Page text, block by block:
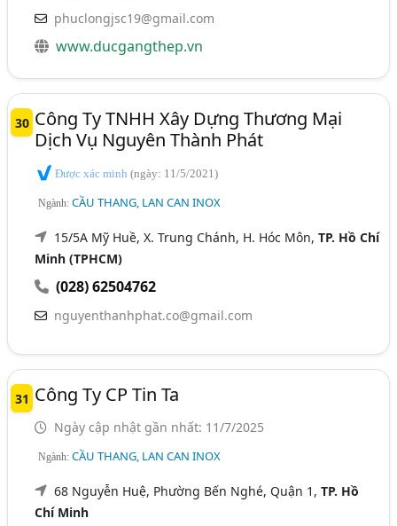
phuclongjsc19@gmail.com
www.ducgangthep.vn
30 Công Ty TNHH Xây Dựng Thương Mại
Dịch Vụ Nguyên Thành Phát
Được xác minh(ngày: 11/5/2021)
Ngành:CẦU THANG, LAN CAN INOX
15/5A Mỹ Huề, X. Trung Chánh, H. Hóc Môn,TP. Hồ Chí
Minh (TPHCM)
(028) 62504762
nguyenthanhphat.co@gmail.com
31 Công Ty CP Tin Ta
Ngày cập nhật gần nhất: 11/7/2025
Ngành:CẦU THANG, LAN CAN INOX
68 Nguyễn Huệ, Phường Bến Nghé, Quận 1,TP. Hồ
Chí Minh